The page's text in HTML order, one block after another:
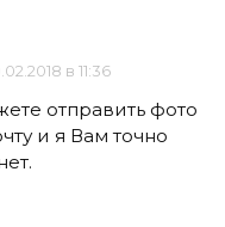
в 11:36
отправить фото
и я Вам точно